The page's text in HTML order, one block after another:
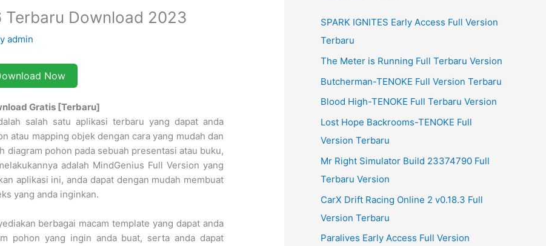
Terbaru Download 2023
admin
Now
Gratis [Terbaru]
salah satu aplikasi terbaru yang dapat anda
atau mapping objek dengan cara yang mudah dan
diagram pohon pada sebuah presentasi atau buku,
adalah MindGenius Full Version yang
aplikasi ini, anda dapat dengan mudah membuat
yang anda inginkan.
berbagai macam template yang dapat anda
pohon yang ingin anda buat, serta anda dapat
h
o
r
:
SPARK IGNITES Early Access Full Version
Terbaru
The Meter is Running Full Terbaru Version
Butcherman-TENOKE Full Version Terbaru
Blood High-TENOKE Full Terbaru Version
Lost Hope Backrooms-TENOKE Full
Version Terbaru
Mr Right Simulator Build 23374790 Full
Terbaru Version
CarX Drift Racing Online 2 v0.18.3 Full
Version Terbaru
Paralives Early Access Full Version